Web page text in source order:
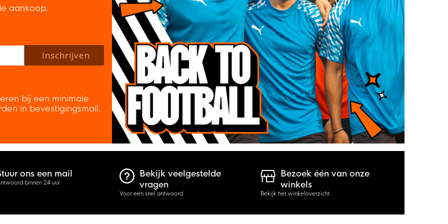
aankoop.
policy to subscribe to our newsletter.
Inschrijven
bij een minimale
in bevestigingsmail.
ons een mail
binnen 24 uur
Bekijk veelgestelde
vragen
Voor een snel antwoord
Bezoek één van onze
winkels
Bekijk het winkeloverzicht